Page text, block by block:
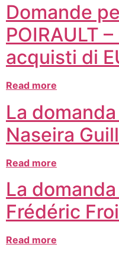
Domande
POIRAULT
acquisti di
Read more
La
Naseira
Read more
La
Frédéric
Read more